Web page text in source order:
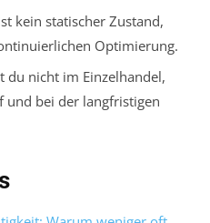
kein statischer Zustand,
Optimierung.
du nicht im Einzelhandel,
und bei der langfristigen